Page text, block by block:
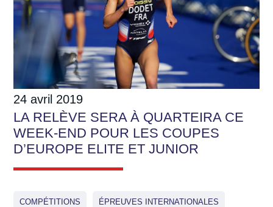
24 avril 2019
LA RELÈVE SERA À QUARTEIRA CE
WEEK-END POUR LES COUPES
D’EUROPE ELITE ET JUNIOR
COMPÉTITIONS ÉPREUVES INTERNATIONALES